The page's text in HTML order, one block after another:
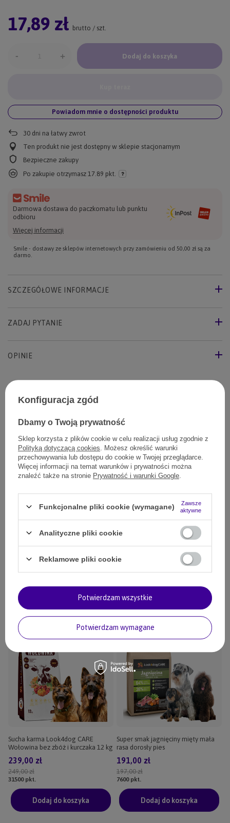
17,89 zł brutto / szt.
- + Dodaj do koszyka
Powiadom mnie o dostępności produktu
30 dni na łatwy zwrot
Ten produkt nie jest dostępny w sklepie stacjonarnym
Bezpieczne zakupy
Po zakupie otrzymasz 17.89 pkt.
Darmowa dostawa do paczkomatu lub punktu
odbioru
Więcej informacji
Smile - dostawy ze sklepów internetowych przy zamówieniu od 50,00 zł są za
darmo.
SZCZEGÓŁOWE INFORMACJE
ZADAJ PYTANIE
OPINIE
Twój pies to polubi
Karma Look4dog CARE łosoś pstrąg
mała rasa 2 kg
73,00 zł
Dodaj do koszyka
Sucha karma Look4dog CARE Indyk i
bataty 12 kg
299,00 zł
Dodaj do koszyka
Sucha karma Look4dog CARE
Wołowina bez zbóż i kurczaka 12 kg
249,00 zł
239,00 zł
31500pkt.
Dodaj do koszyka
Super smak jagnięciny mięty mała
rasa dorosły pies
197,00 zł
191,00 zł
7600pkt.
Dodaj do koszyka
Konfiguracja zgód
Dbamy o Twoją prywatność
Sklep korzysta z plików cookie w celu realizacji usług zgodnie z
Polityką dotyczącą cookies . Możesz określić warunki
przechowywania lub dostępu do cookie w Twojej przeglądarce.
Więcej informacji na temat warunków i prywatności można
znaleźć także na stronie Prywatność i warunki Google
Funkcjonalne pliki cookie (wymagane)
Zawsze
aktywne
Analityczne pliki cookie
Reklamowe pliki cookie
Potwierdzam wymagane
Potwierdzam wszystkie